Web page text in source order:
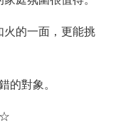
火的一面，更能挑
的對象。